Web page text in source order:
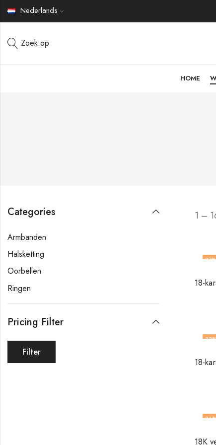
Nederlands
Zoek op
HOME
1 –
31
33
36
Categories
Armbanden
Halsketting
Oorbellen
Ringen
Pricing Filter
Filter